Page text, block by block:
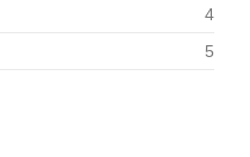
4
5